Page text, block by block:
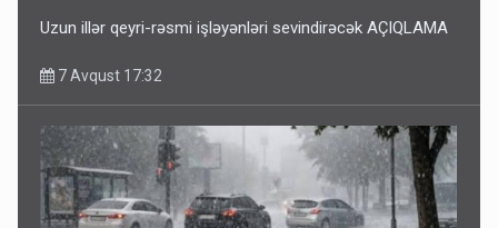
Uzun illər qeyri-rəsmi işləyənləri sevindirəcək AÇIQLAMA
7 Avqust 17:32